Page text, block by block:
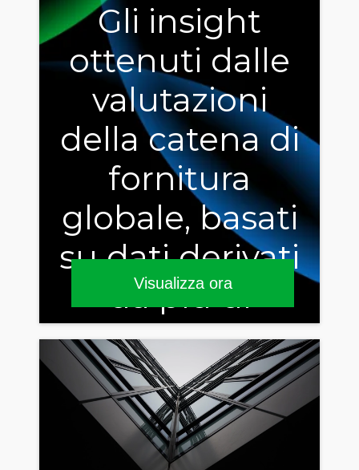
Gli insight
ottenuti dalle
valutazioni
della catena di
fornitura
globale, basati
su dati derivati
da più di
159.000
valutazioni di
sostenibilità
Visualizza ora